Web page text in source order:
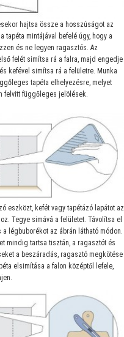
hajtsa össze a hosszúságot az
tapéta mintájával befelé úgy, hogy a
és ne legyen ragasztós. Az
felét simítsa rá a falra, majd engedje
kefével simítsa rá a felületre. Munka
tapéta elhelyezésre, melyet
felvitt függőleges jelölések.
eszközt, kefét vagy tapétázó lapátot az
Tegye simává a felületet. Távolítsa el
a légbuborékot az ábrán látható módon.
mindig tartsa tisztán, a ragasztót és
a beszáradás, ragasztó megkötése
elsimítása a falon középtől lefele,